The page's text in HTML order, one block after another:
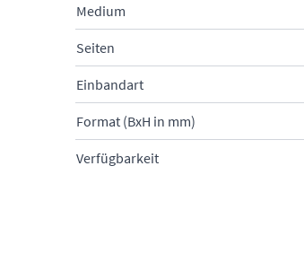
Medium
Seiten
Einbandart
Format (BxH in mm)
Verfügbarkeit